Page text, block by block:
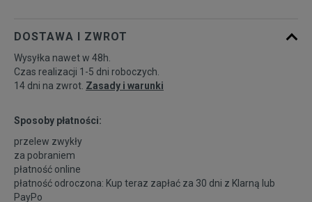
45,5 29,5 cm
30 cm
47,5 31 cm
DOSTAWA I ZWROT
Wysyłka nawet w 48h.
Czas realizacji 1-5 dni roboczych.
14 dni na zwrot. Zasady i warunki
Sposoby płatności:
przelew zwykły
za pobraniem
płatność online
płatność odroczona: Kup teraz zapłać za 30 dni z Klarną lub
PayPo